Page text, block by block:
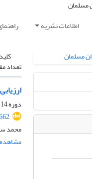
اطلاعات نشریه
تعداد
دوره 14، شماره 1، بهار 1403، صفحه
محمد
مشاهده